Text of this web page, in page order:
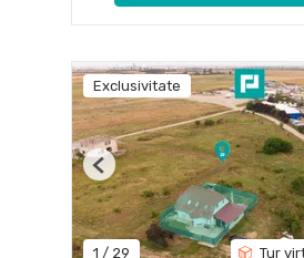
Exclusivitate
1 / 29 Tur
Previous